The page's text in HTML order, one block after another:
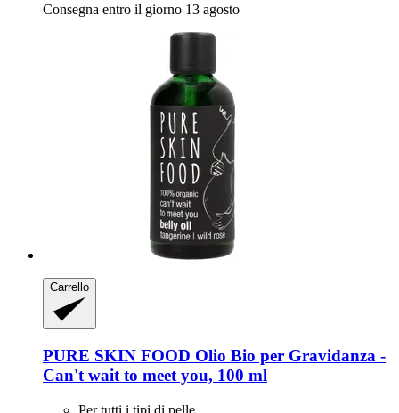
Consegna entro il giorno 13 agosto
Carrello
PURE SKIN FOOD Olio Bio per Gravidanza -​
Can't wait to meet you, 100 ml
Per tutti i tipi di pelle